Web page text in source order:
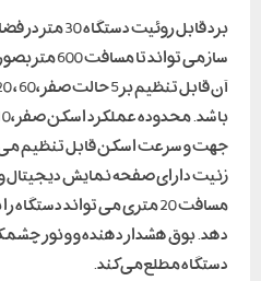
برد قابل
ساز می
جهت و سرعت اسکن قابل تنظیم می
زنیت دارای صفحه نمایش دیجیتال
مسافت 20 متری می تواند
دهد. بوق هشدار دهنده و و نور
دستگاه مطلع می کند.